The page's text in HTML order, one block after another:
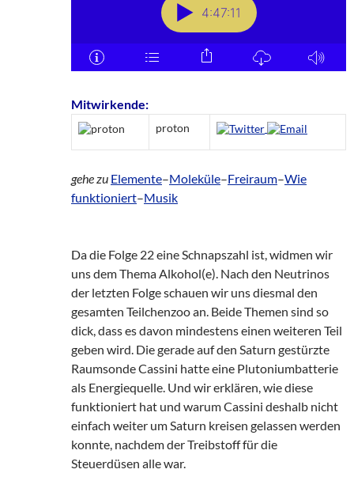
Mitwirkende:
proton
gehe zu Elemente–Moleküle–Freiraum–Wie
funktioniert–Musik
Da die Folge 22 eine Schnapszahl ist, widmen wir
uns dem Thema Alkohol(e). Nach den Neutrinos
der letzten Folge schauen wir uns diesmal den
gesamten Teilchenzoo an. Beide Themen sind so
dick, dass es davon mindestens einen weiteren Teil
geben wird. Die gerade auf den Saturn gestürzte
Raumsonde Cassini hatte eine Plutoniumbatterie
als Energiequelle. Und wir erklären, wie diese
funktioniert hat und warum Cassini deshalb nicht
einfach weiter um Saturn kreisen gelassen werden
konnte, nachdem der Treibstoff für die
Steuerdüsen alle war.